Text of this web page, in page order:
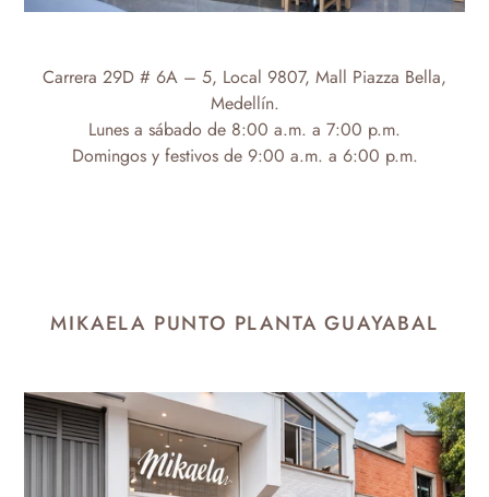
Carrera 29D # 6A – 5, Local 9807, Mall Piazza Bella,
Medellín.
Lunes a sábado de 8:00 a.m. a 7:00 p.m.
Domingos y festivos de 9:00 a.m. a 6:00 p.m.
MIKAELA PUNTO PLANTA GUAYABAL